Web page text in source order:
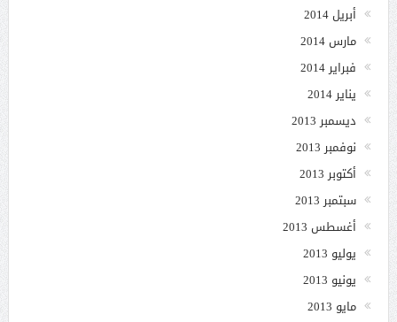
أبريل 2014
مارس 2014
فبراير 2014
يناير 2014
ديسمبر 2013
نوفمبر 2013
أكتوبر 2013
سبتمبر 2013
أغسطس 2013
يوليو 2013
يونيو 2013
مايو 2013